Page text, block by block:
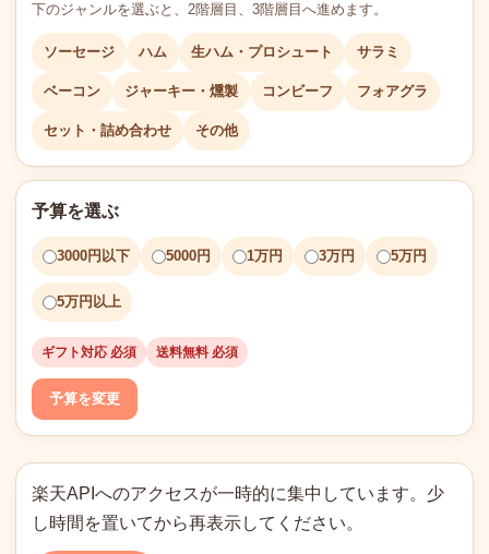
下のジャンルを選ぶと、2階層目、3階層目へ進めます。
ソーセージ ハム 生ハム・プロシュート サラミ
ベーコン ジャーキー・燻製 コンビーフ フォアグラ
セット・詰め合わせ その他
予算を選ぶ
3000円以下 5000円 1万円 3万円 5万円
5万円以上
ギフト対応 必須 送料無料 必須
予算を変更
楽天APIへのアクセスが一時的に集中しています。少
し時間を置いてから再表示してください。